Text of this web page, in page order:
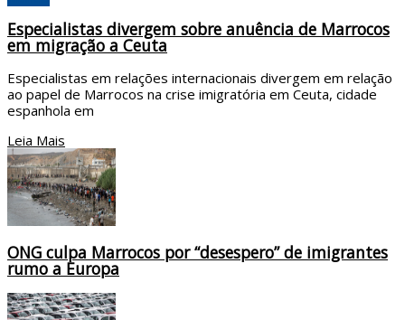
Especialistas divergem sobre anuência de Marrocos
em migração a Ceuta
Especialistas em relações internacionais divergem em relação
ao papel de Marrocos na crise imigratória em Ceuta, cidade
espanhola em
Leia Mais
ONG culpa Marrocos por “desespero” de imigrantes
rumo a Europa